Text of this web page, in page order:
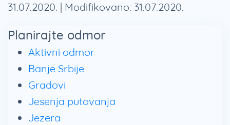
31.07.2020. | Modifikovano: 31.07.2020.
Planirajte odmor
Aktivni odmor
Banje Srbije
Gradovi
Jesenja putovanja
Jezera